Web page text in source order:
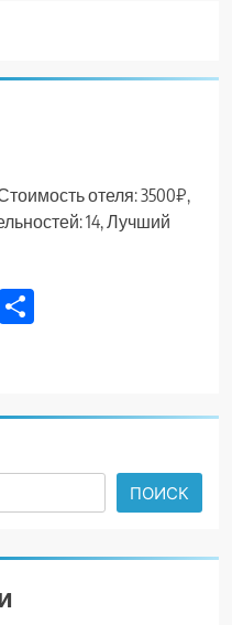
отеля: 3500₽,
14, Лучший
Telegram
ПОИСК